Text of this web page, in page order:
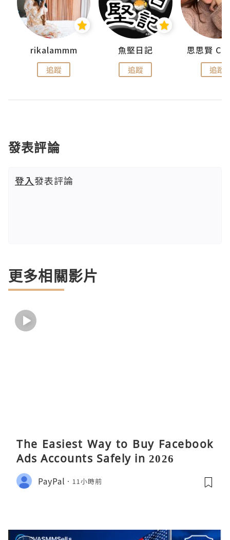
rikalammm
追蹤
魚堅日記
追蹤 追蹤
發表評論
登入發表評論
更多相關影片
The Easiest Way to Buy Facebook
Ads Accounts Safely in 2026
PayPal 11小時前